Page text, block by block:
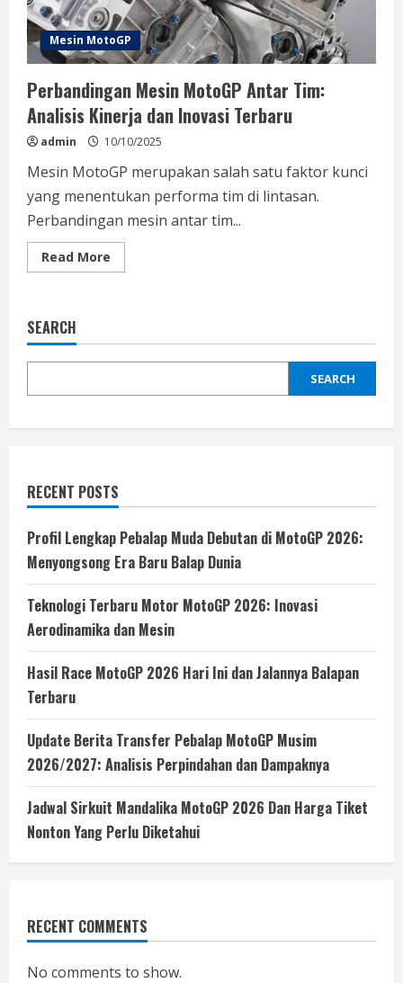
Mesin MotoGP
Perbandingan Mesin MotoGP Antar Tim:
Analisis Kinerja dan Inovasi Terbaru
admin 10/10/2025
Mesin MotoGP merupakan salah satu faktor kunci
yang menentukan performa tim di lintasan.
Perbandingan mesin antar tim...
Read More
more
Tim:
Inovasi
SEARCH
SEARCH
RECENT POSTS
Profil Lengkap Pebalap Muda Debutan di MotoGP 2026:
Menyongsong Era Baru Balap Dunia
Teknologi Terbaru Motor MotoGP 2026: Inovasi
Aerodinamika dan Mesin
Hasil Race MotoGP 2026 Hari Ini dan Jalannya Balapan
Terbaru
Update Berita Transfer Pebalap MotoGP Musim
2026/2027: Analisis Perpindahan dan Dampaknya
Jadwal Sirkuit Mandalika MotoGP 2026 Dan Harga Tiket
Nonton Yang Perlu Diketahui
RECENT COMMENTS
No comments to show.